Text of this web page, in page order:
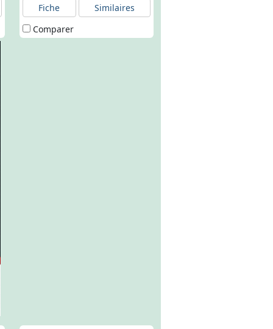
Fiche
Similaires
Comparer